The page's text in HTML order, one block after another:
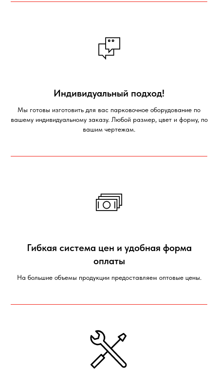
Индивидуальный подход!
Мы готовы изготовить для вас парковочное оборудование по
вашему индивидуальному заказу. Любой размер, цвет и форму, по
вашим чертежам.
Гибкая система цен и удобная форма
оплаты
На большие объемы продукции предоставляем оптовые цены.